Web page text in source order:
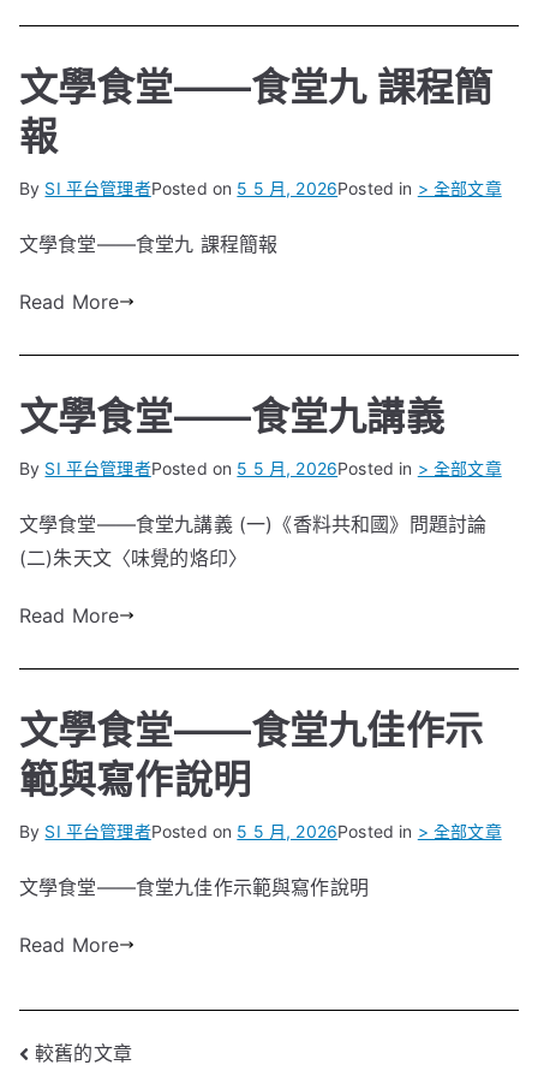
文學食堂——食堂九 課程簡
報
By SI 平台管理者Posted on 5 5 月, 2026Posted in > 全部文章
文學食堂——食堂九 課程簡報
Read More
文學食堂――食堂九講義
By SI 平台管理者Posted on 5 5 月, 2026Posted in > 全部文章
文學食堂――食堂九講義 (一)《香料共和國》問題討論
(二)朱天文〈味覺的烙印〉
Read More
文學食堂——食堂九佳作示
範與寫作說明
By SI 平台管理者Posted on 5 5 月, 2026Posted in > 全部文章
文學食堂——食堂九佳作示範與寫作說明
Read More
文
較舊的文章